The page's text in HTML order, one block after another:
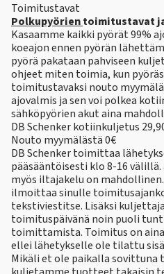
Toimitustavat
Polkupyörientoimitustavat
Kasaamme kaikki pyörät 99%
koeajon ennen pyörän
pyörä pakataan pahviseen
ohjeetmiten toimia, kun
toimitustavaksi nouto
ajovalmis ja sen voi polkea
sähköpyörien akut aina
DB Schenker kotiinkuljetus
Nouto myymälästä 0€
DB Schenker toimittaa
pääsääntöisesti klo 8-16
myös iltajakelu on
ilmoittaa sinulle
tekstiviestitse. Lisäksi
toimituspäivänä noin puoli
toimittamista. Toimitus on
ellei lähetykselle ole tilattu
Mikäli et ole paikalla sovittuna